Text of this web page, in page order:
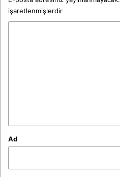
işaretlenmişlerdir
Ad